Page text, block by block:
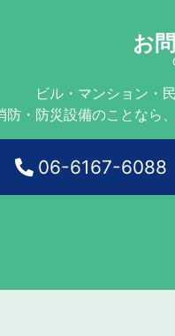
お
ビル・マンション・
防・防災設備のことなら
06-6167-6088